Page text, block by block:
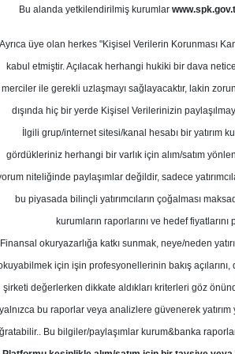
2024
Kurum Sayısı
6
Salı, 27 Ağustos 2024
Yatırım Hedef Fiyat
Selçuk Ecza için
düşürdü, tavsiyesini
Bu alanda yetkilendirilmiş kurumlar
Ayrıca üye olan herkes "Kişisel Verilerin Korunması
kabul etmiştir. Açılacak herhangi hukiki bir dava
merciler ile gerekli uzlaşmayı sağlayacaktır, lakin
dışında hiç bir yerde Kişisel Verilerinizin
İlgili grup/internet sitesi/kanal hesabı bir yatırım
gördükleriniz herhangi bir varlık için alım/satım
niteliğinde paylaşımlar değildir, sadece
bu piyasada bilinçli yatırımcıların çoğalması
kurumların raporlarını ve hedef fiyatlarını
Finansal okuryazarlığa katkı sunmak, neye/neden
için işin profesyonellerinin bakış
şirketi değerlerken dikkate aldıkları kriterleri göz
yalnızca bu raporlar veya analizlere güvenerek
Bu bilgiler/paylaşımlar kurum&banka